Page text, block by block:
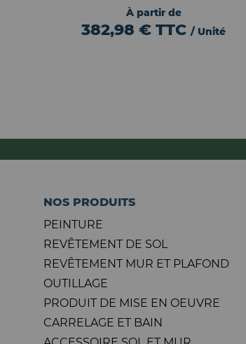
À partir de
382,98 €TTC / Unité
NOS PRODUITS
PEINTURE
REVÊTEMENT DE SOL
REVÊTEMENT MUR ET PLAFOND
OUTILLAGE
PRODUIT DE MISE EN OEUVRE
CARRELAGE ET BAIN